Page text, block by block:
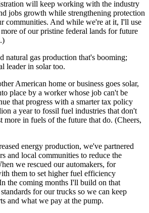
will keep working with the industry
jobs growth while strengthening protection
communities. And while we're at it, I'll use
of our pristine federal lands for future
natural gas production that's booming;
leader in solar too.
American home or business goes solar,
place by a worker whose job can't be
that progress with a smarter tax policy
a year to fossil fuel industries that don't
more in fuels of the future that do. (Cheers,
energy production, we've partnered
and local communities to reduce the
we rescued our automakers, for
them to set higher fuel efficiency
the coming months I'll build on that
for our trucks so we can keep
and what we pay at the pump.